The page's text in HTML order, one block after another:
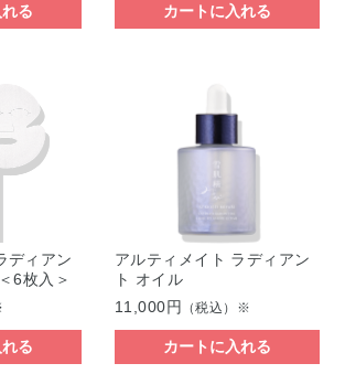
る カートに入れる
ディアン
6枚入＞
る
アルティメイト ラディアン
ト オイル
11,000円
（税込）※
カートに入れる